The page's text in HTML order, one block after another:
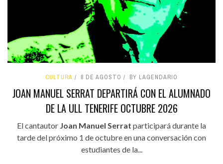
CULTURA 8 DE AGOSTO BY LAGENDARIO
JOAN MANUEL SERRAT DEPARTIRÁ CON EL ALUMNADO
DE LA ULL TENERIFE OCTUBRE 2026
El cantautor Joan Manuel Serrat participará durante la
tarde del próximo 1 de octubre en una conversación con
estudiantes de la...